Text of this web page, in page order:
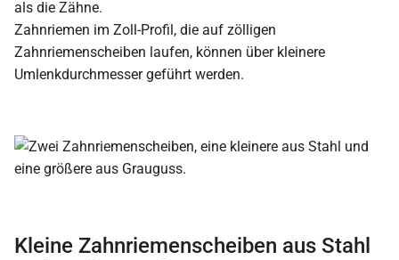
als die Zähne.
Zahnriemen im Zoll-Profil, die auf zölligen
Zahnriemenscheiben laufen, können über kleinere
Umlenkdurchmesser geführt werden.
Kleine Zahnriemenscheiben aus Stahl